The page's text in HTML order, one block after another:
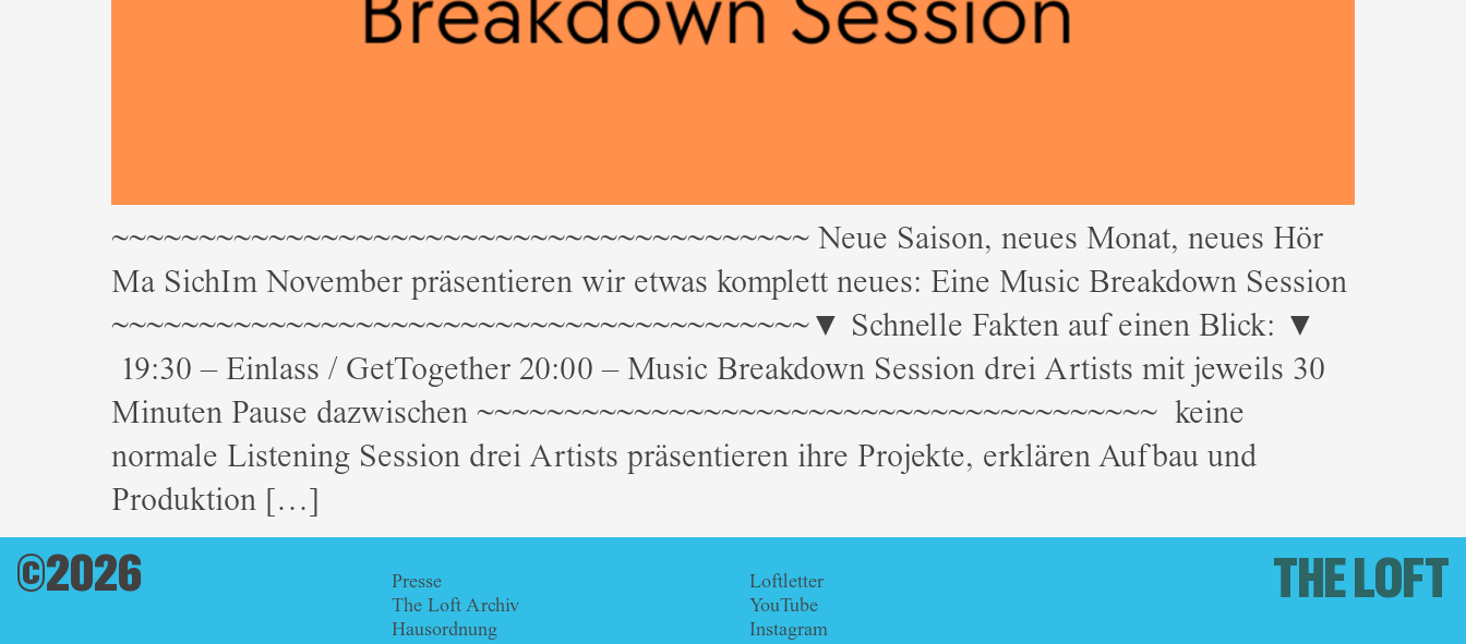
~~~~~~~~~~~~~~~~~~~~~~~~~~~~~~~~~~~~~~~~ Neue Saison, neues Monat, neues Hör
Ma SichIm November präsentieren wir etwas komplett neues: Eine Music Breakdown Session
~~~~~~~~~~~~~~~~~~~~~~~~~~~~~~~~~~~~~~~~▼ Schnelle Fakten auf einen Blick: ▼
19:30 – Einlass / GetTogether 20:00 – Music Breakdown Session drei Artists mit jeweils 30
Minuten Pause dazwischen ~~~~~~~~~~~~~~~~~~~~~~~~~~~~~~~~~~~~~~~ keine
normale Listening Session drei Artists präsentieren ihre Projekte, erklären Aufbau und
Produktion […]
©2026
Presse
The Loft Archiv
Hausordnung
Loftletter
YouTube
Instagram
THE LOFT